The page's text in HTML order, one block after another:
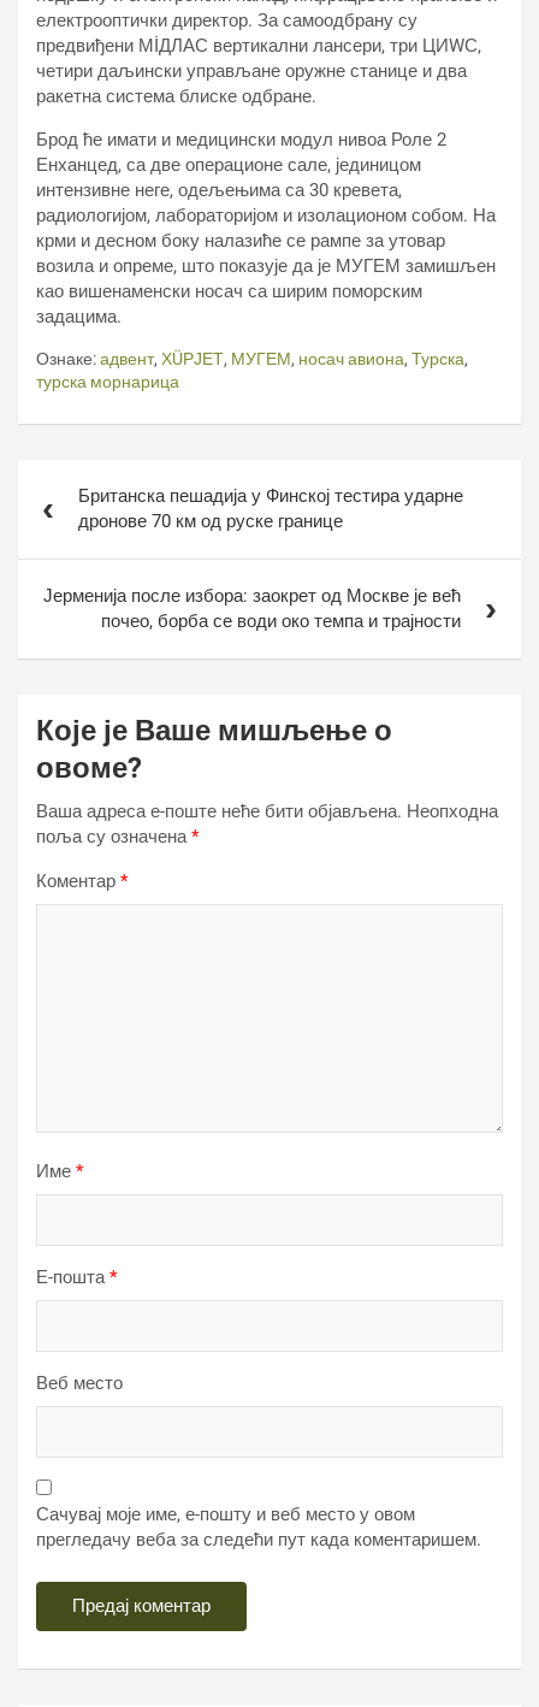
електрооптички директор. За самоодбрану су
предвиђени МİДЛАС вертикални лансери, три ЦИWС,
четири даљински управљане оружне станице и два
ракетна система блиске одбране.
Брод ће имати и медицински модул нивоа Роле 2
Енханцед, са две операционе сале, јединицом
интензивне неге, одељењима са 30 кревета,
радиологијом, лабораторијом и изолационом собом. На
крми и десном боку налазиће се рампе за утовар
возила и опреме, што показује да је МУГЕМ замишљен
као вишенаменски носач са ширим поморским
задацима.
Ознаке:адвент, ХÜРЈЕТ, МУГЕМ, носач авиона, Турска,
турска морнарица
чланкаБританска пешадија у Финској тестира ударне
дронове 70 км од руске границе
Јерменија после избора: заокрет од Москве је већ
почео, борба се води око темпа и трајности
Које је Ваше мишљење о
овоме?
Ваша адреса е-поште неће бити објављена. Неопходна
поља су означена*
Коментар *
Име *
Е-пошта*
Веб место
Сачувај моје име, е-пошту и веб место у овом
прегледачу веба за следећи пут када коментаришем.